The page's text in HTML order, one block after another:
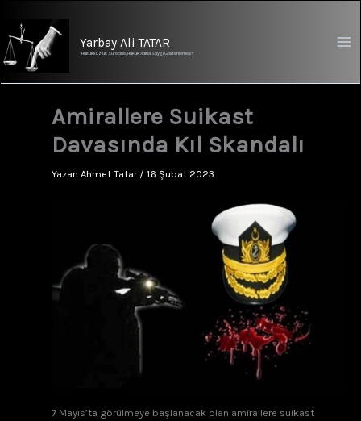
Yarbay Ali TATAR
"Hukuksuzluk Sürecine, Hukuk Adına Saygı Gösterilemez!"
Amirallere Suikast
Davasında Kıl Skandalı
Yazan Ahmet Tatar / 16 Şubat 2023
7 Mayıs’ta görülmeye başlanacak olan amirallere suikast